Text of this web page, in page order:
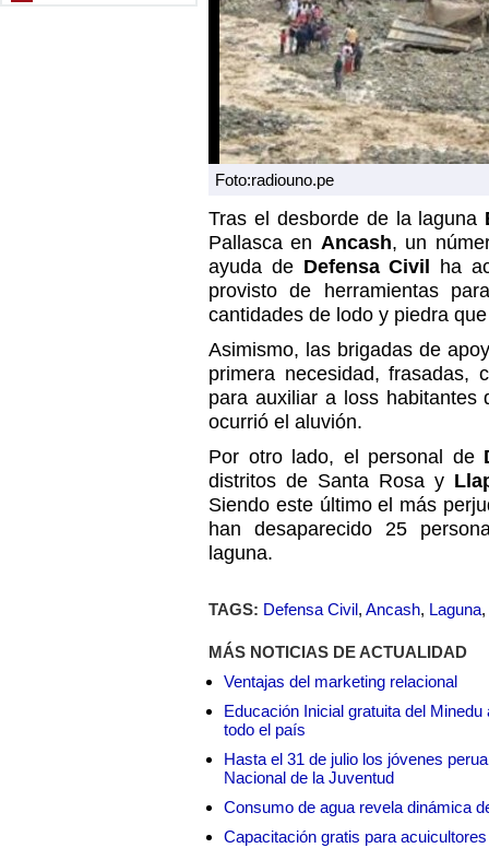
Foto:radiouno.pe
Tras el desborde de la laguna
Pallasca en Ancash, un
ayuda de Defensa Civil ha
provisto de herramientas
cantidades de lodo y piedra
Asimismo, las brigadas de
primera necesidad, frasadas,
para auxiliar a loss habitantes
ocurrió el aluvión.
Por otro lado, el personal de
distritos de Santa Rosa y
Siendo este último el más
han desaparecido 25
laguna.
TAGS: Defensa Civil, Ancash, Laguna,
MÁS NOTICIAS DE ACTUALIDAD
Ventajas del marketing relacional
Educación Inicial gratuita del
todo el país
Hasta el 31 de julio los jóvenes
Nacional de la Juventud
Consumo de agua revela dinámica
Capacitación gratis para